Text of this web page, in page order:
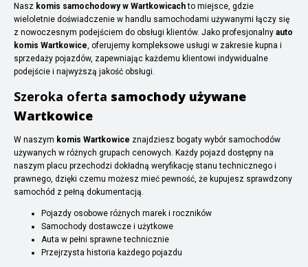
Nasz komis samochodowy w Wartkowicachto miejsce, gdzie
wieloletnie doświadczenie w handlu samochodami używanymi łączy się
z nowoczesnym podejściem do obsługi klientów. Jako profesjonalny auto
komis Wartkowice, oferujemy kompleksowe usługi w zakresie kupna i
sprzedaży pojazdów, zapewniając każdemu klientowi indywidualne
podejście i najwyższą jakość obsługi.
Szeroka oferta samochody używane
Wartkowice
W naszym komis Wartkowice znajdziesz bogaty wybór samochodów
używanych w różnych grupach cenowych. Każdy pojazd dostępny na
naszym placu przechodzi dokładną weryfikację stanu technicznego i
prawnego, dzięki czemu możesz mieć pewność, że kupujesz sprawdzony
samochód z pełną dokumentacją.
Pojazdy osobowe różnych marek i roczników
Samochody dostawcze i użytkowe
Auta w pełni sprawne technicznie
Przejrzysta historia każdego pojazdu